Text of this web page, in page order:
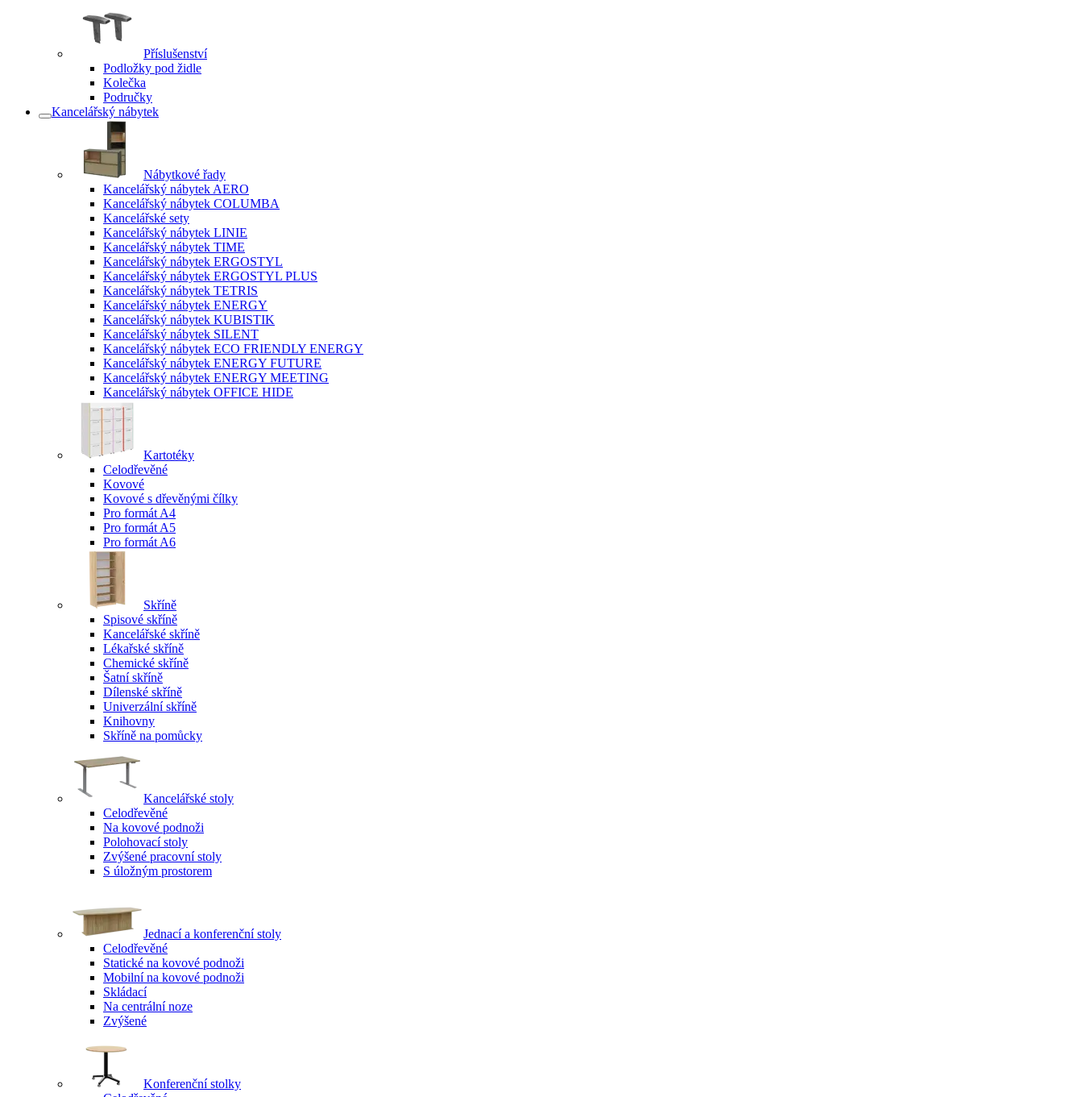
Příslušenství
Podložky pod židle
Kolečka
Područky
Kancelářský nábytek
Nábytkové řady
Kancelářský nábytek AERO
Kancelářský nábytek COLUMBA
Kancelářské sety
Kancelářský nábytek LINIE
Kancelářský nábytek TIME
Kancelářský nábytek ERGOSTYL
Kancelářský nábytek ERGOSTYL PLUS
Kancelářský nábytek TETRIS
Kancelářský nábytek ENERGY
Kancelářský nábytek KUBISTIK
Kancelářský nábytek SILENT
Kancelářský nábytek ECO FRIENDLY ENERGY
Kancelářský nábytek ENERGY FUTURE
Kancelářský nábytek ENERGY MEETING
Kancelářský nábytek OFFICE HIDE
Kartotéky
Celodřevěné
Kovové
Kovové s dřevěnými čílky
Pro formát A4
Pro formát A5
Pro formát A6
Skříně
Spisové skříně
Kancelářské skříně
Lékařské skříně
Chemické skříně
Šatní skříně
Dílenské skříně
Univerzální skříně
Knihovny
Skříně na pomůcky
Kancelářské stoly
Celodřevěné
Na kovové podnoži
Polohovací stoly
Zvýšené pracovní stoly
S úložným prostorem
Jednací a konferenční stoly
Celodřevěné
Statické na kovové podnoži
Mobilní na kovové podnoži
Skládací
Na centrální noze
Zvýšené
Konferenční stolky